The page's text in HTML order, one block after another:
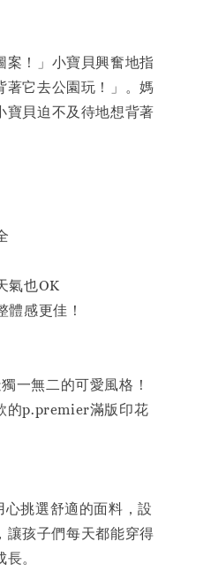
案！」小寶貝興奮地指
著它去公園玩！」。媽
寶貝迫不及待地想背著
氣也OK
感更佳！
一無二的可愛風格！
的p.premier滿版印花
挑選舒適的面料，設
讓孩子們每天都能穿得
。